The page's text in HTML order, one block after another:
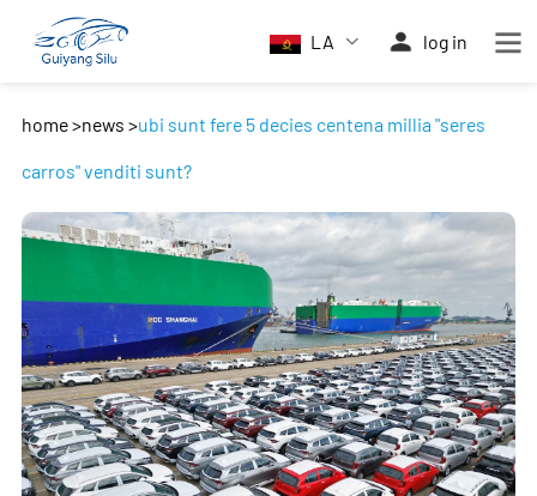
LA log in
home>news >ubi sunt fere 5 decies centena millia "seres
carros" venditi sunt?